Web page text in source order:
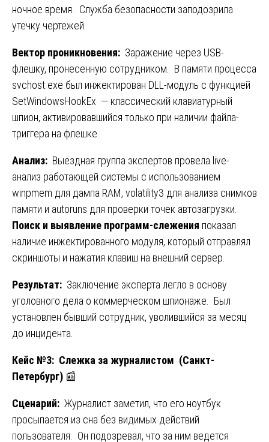
ночное время. Служба безопасности заподозрила
утечку чертежей.
Вектор проникновения: Заражение через USB-
флешку, пронесенную сотрудником. В памяти процесса
svchost.exe был инжектирован DLL-модуль с функцией
SetWindowsHookEx — классический клавиатурный
шпион, активировавшийся только при наличии файла-
триггера на флешке.
Анализ: Выездная группа экспертов провела live-
анализ работающей системы с использованием
winpmem для дампа RAM, volatility3 для анализа снимков
памяти и autoruns для проверки точек автозагрузки.
Поиск и выявление программ-слежения показал
наличие инжектированного модуля, который отправлял
скриншоты и нажатия клавиш на внешний сервер.
Результат: Заключение эксперта легло в основу
уголовного дела о коммерческом шпионаже. Был
установлен бывший сотрудник, уволившийся за месяц
до инцидента.
Кейс №3: Слежка за журналистом (Санкт-
Петербург) 📰
Сценарий: Журналист заметил, что его ноутбук
просыпается из сна без видимых действий
пользователя. Он подозревал, что за ним ведется